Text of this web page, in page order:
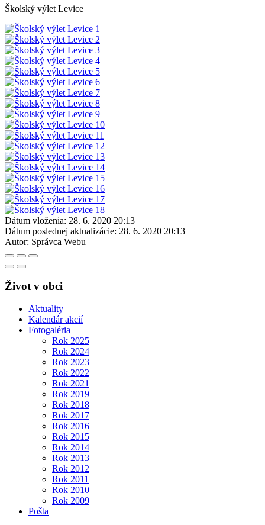
Školský výlet Levice
Dátum vloženia: 28. 6. 2020 20:13
Dátum poslednej aktualizácie: 28. 6. 2020 20:13
Autor: Správca Webu
Život v obci
Aktuality
Kalendár akcií
Fotogaléria
Rok 2025
Rok 2024
Rok 2023
Rok 2022
Rok 2021
Rok 2019
Rok 2018
Rok 2017
Rok 2016
Rok 2015
Rok 2014
Rok 2013
Rok 2012
Rok 2011
Rok 2010
Rok 2009
Pošta